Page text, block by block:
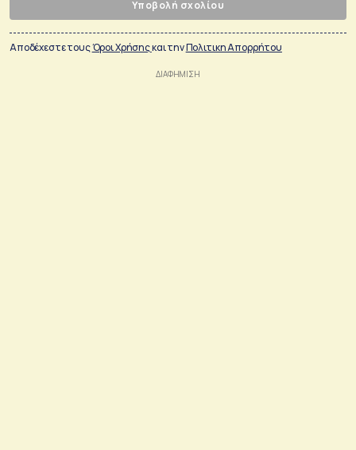
Υποβολή σχολίου
Αποδέχεστε τουςΌροι Χρήσηςκαι τηνΠολιτικη Απορρήτου